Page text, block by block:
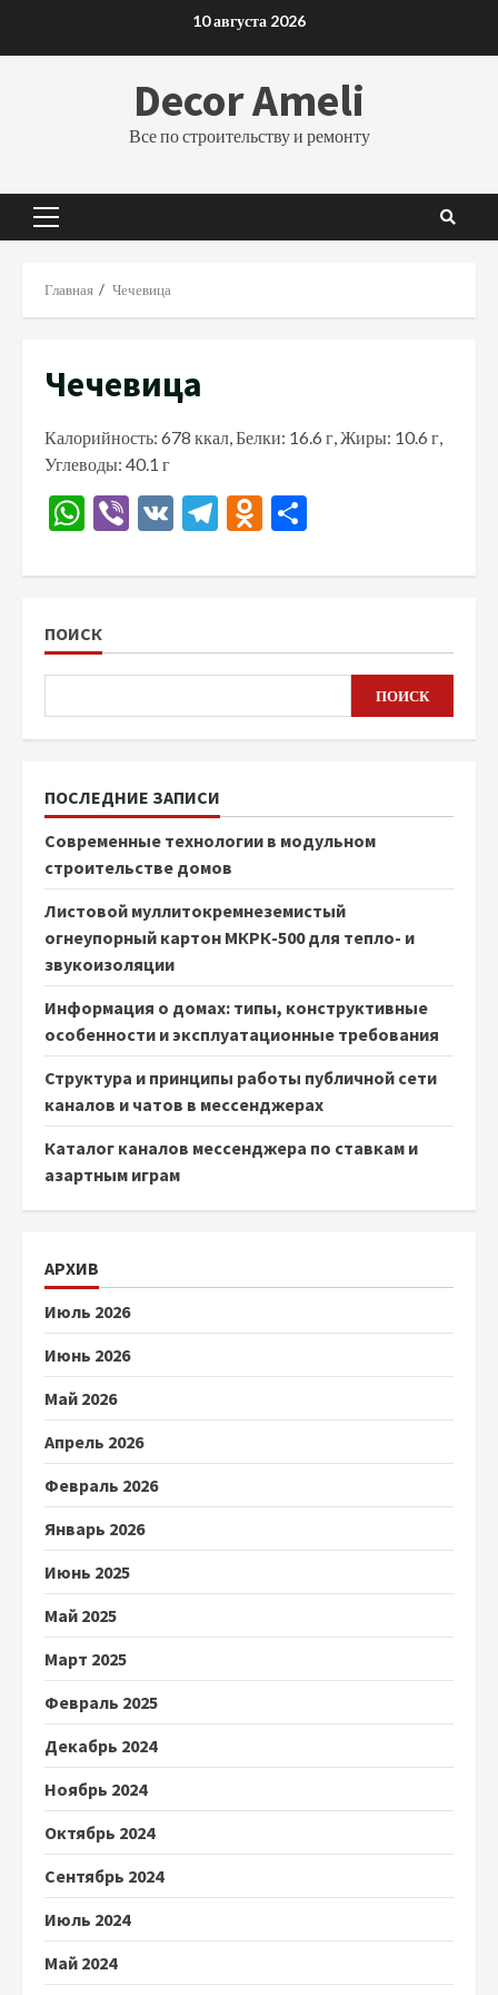
10 августа 2026
Decor Ameli
Все по строительству и ремонту
Основное
Главная Чечевица
Чечевица
Калорийность: 678 ккал, Белки: 16.6 г, Жиры: 10.6 г,
Углеводы: 40.1 г
WhatsApp
Viber
VK Telegram
Odnoklassniki
ПОИСК
ПОИСК
ПОСЛЕДНИЕ ЗАПИСИ
Современные технологии в модульном
строительстве домов
Листовой муллитокремнеземистый
огнеупорный картон МКРК-500 для тепло- и
звукоизоляции
Информация о домах: типы, конструктивные
особенности и эксплуатационные требования
Структура и принципы работы публичной сети
каналов и чатов в мессенджерах
Каталог каналов мессенджера по ставкам и
азартным играм
АРХИВ
Июль 2026
Июнь 2026
Май 2026
Апрель 2026
Февраль 2026
Январь 2026
Июнь 2025
Май 2025
Март 2025
Февраль 2025
Декабрь 2024
Ноябрь 2024
Октябрь 2024
Сентябрь 2024
Июль 2024
Май 2024